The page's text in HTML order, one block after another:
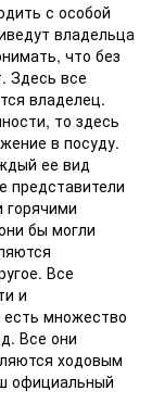
с особой
владельца
что без
Здесь все
владелец.
то здесь
в посуду.
ее вид
представители
бы могли
Все
и
множество
Все они
ходовым
официальный